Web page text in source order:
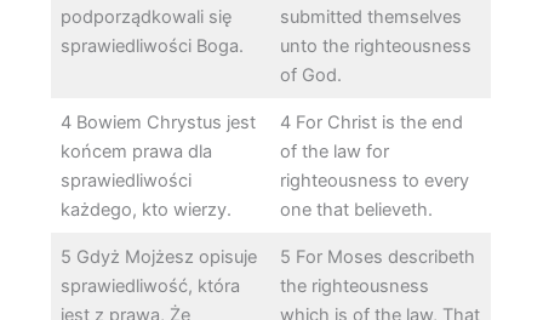
podporządkowali się
sprawiedliwości Boga.
submitted themselves
unto the righteousness
of God.
4 Bowiem Chrystus jest
końcem prawa dla
sprawiedliwości
każdego, kto wierzy.
4 For Christ is the end
of the law for
righteousness to every
one that believeth.
5 Gdyż Mojżesz opisuje
sprawiedliwość, która
jest z prawa, Że
5 For Moses describeth
the righteousness
which is of the law, That